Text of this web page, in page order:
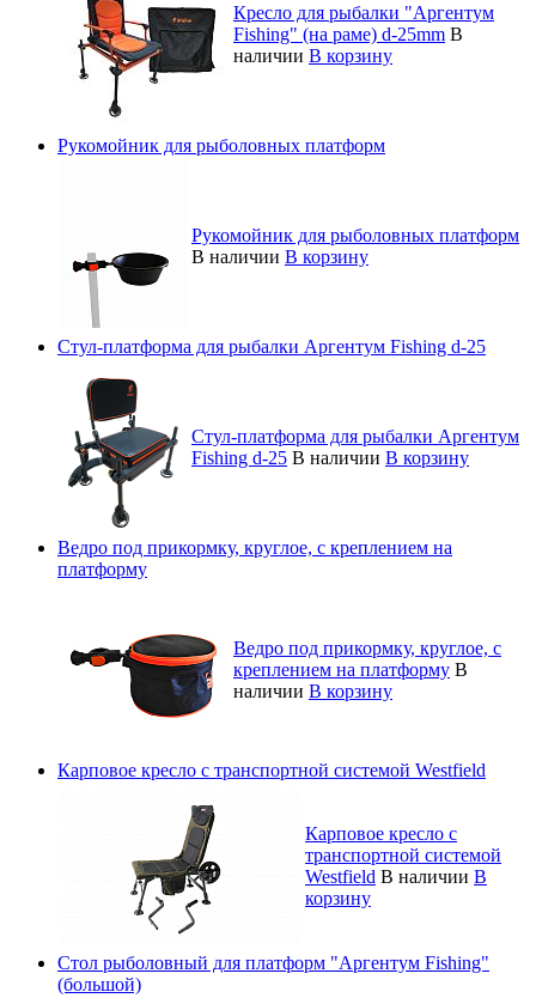
Кресло для рыбалки "Аргентум
Fishing" (на раме) d-25mm В
наличии В корзину
Рукомойник для рыболовных платформ
Рукомойник для рыболовных платформ
В наличии В корзину
Стул-платформа для рыбалки Аргентум Fishing d-25
Стул-платформа для рыбалки Аргентум
Fishing d-25 В наличии В корзину
Ведро под прикормку, круглое, с креплением на
платформу
Ведро под прикормку, круглое, с
креплением на платформу В
наличии В корзину
Карповое кресло с транспортной системой Westfield
Карповое кресло с
транспортной системой
Westfield В наличии В
корзину
Стол рыболовный для платформ "Аргентум Fishing"
(большой)